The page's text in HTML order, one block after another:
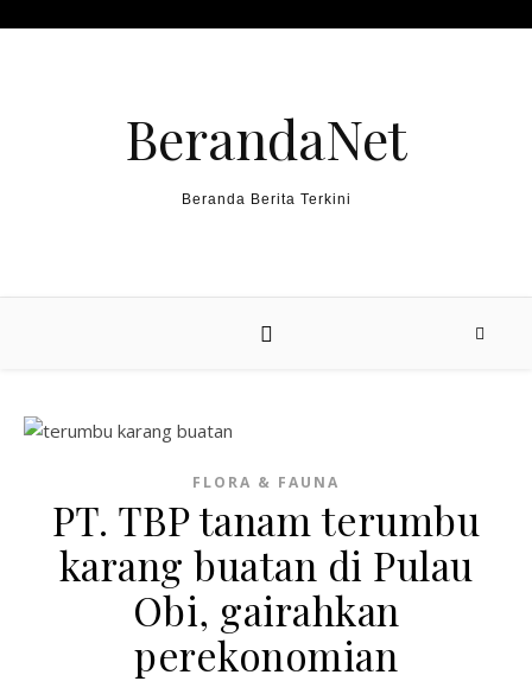
BerandaNet
Beranda Berita Terkini
FLORA & FAUNA
PT. TBP tanam terumbu
karang buatan di Pulau
Obi, gairahkan
perekonomian